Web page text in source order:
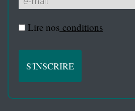
Lire nos conditions